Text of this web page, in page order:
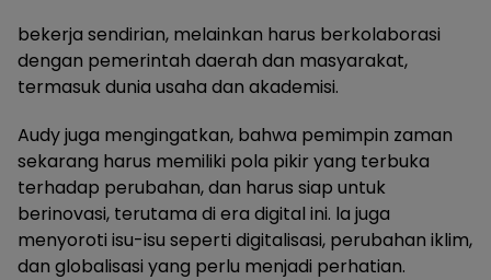
bekerja sendirian, melainkan harus berkolaborasi
dengan pemerintah daerah dan masyarakat,
termasuk dunia usaha dan akademisi.
Audy juga mengingatkan, bahwa pemimpin zaman
sekarang harus memiliki pola pikir yang terbuka
terhadap perubahan, dan harus siap untuk
berinovasi, terutama di era digital ini. la juga
menyoroti isu-isu seperti digitalisasi, perubahan iklim,
dan globalisasi yang perlu menjadi perhatian.